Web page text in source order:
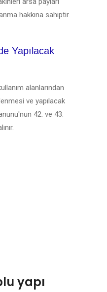
hakkına sahiptir.
Yapılacak
alanlarından
ve yapılacak
42. ve 43.
yapı